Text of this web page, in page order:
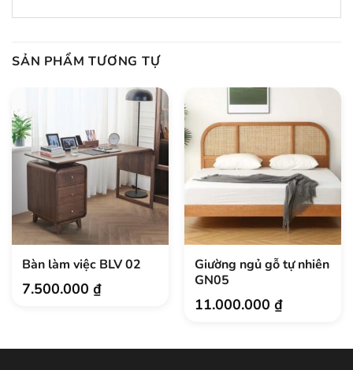
SẢN PHẨM TƯƠNG TỰ
Bàn làm việc BLV 02
7.500.000₫
Giường ngủ gỗ tự nhiên
GN05
11.000.000₫